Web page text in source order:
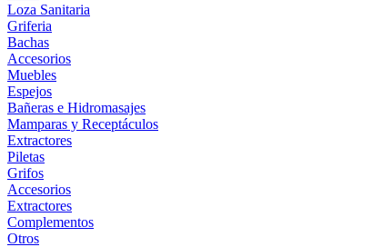
Loza Sanitaria
Griferia
Bachas
Accesorios
Muebles
Espejos
Bañeras e Hidromasajes
Mamparas y Receptáculos
Extractores
Piletas
Grifos
Accesorios
Extractores
Complementos
Otros